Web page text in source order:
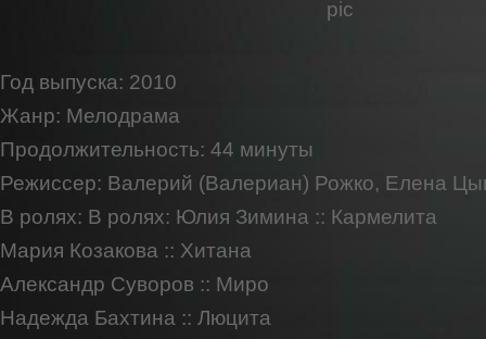
Год выпуска: 2010
Жанр: Мелодрама
Продолжительность: 44 минуты
Режиссер: Валерий (Валериан) Рожко, Елена
В ролях: В ролях: Юлия Зимина :: Кармелита
Мария Козакова :: Хитана
Александр Суворов :: Миро
Надежда Бахтина :: Люцита